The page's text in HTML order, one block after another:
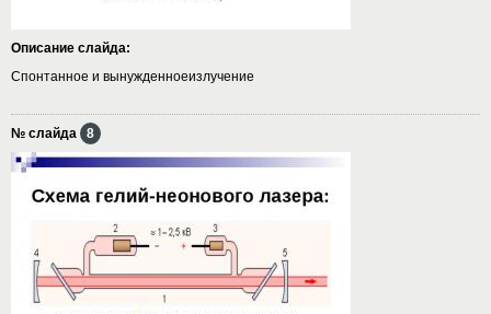
Описание слайда:
Спонтанное и вынужденноеизлучение
№ слайда 8